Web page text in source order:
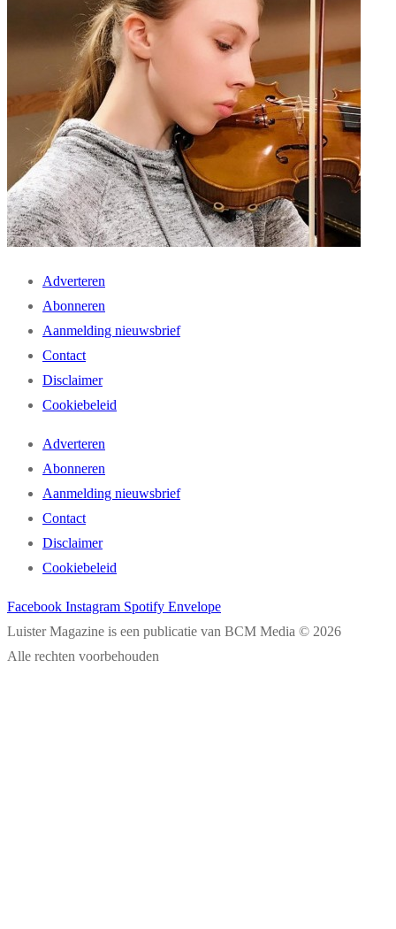
Adverteren
Abonneren
Aanmelding nieuwsbrief
Contact
Disclaimer
Cookiebeleid
Adverteren
Abonneren
Aanmelding nieuwsbrief
Contact
Disclaimer
Cookiebeleid
Facebook Instagram Spotify Envelope
Luister Magazine is een publicatie van BCM Media © 2026
Alle rechten voorbehouden